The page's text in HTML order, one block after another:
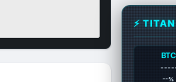
⚡
BTC
--%